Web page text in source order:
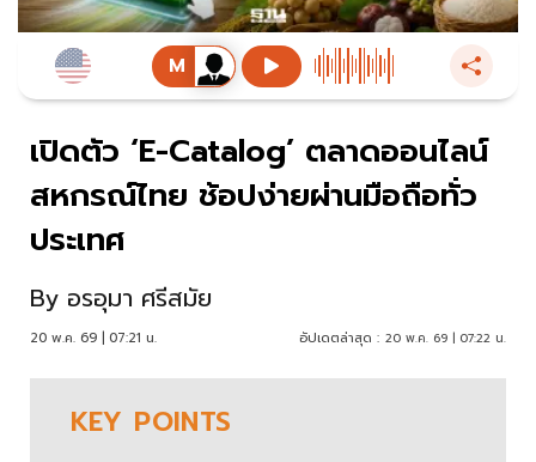
เปิดตัว ‘E-Catalog’ ตลาดออนไลน์
สหกรณ์ไทย ช้อปง่ายผ่านมือถือทั่ว
ประเทศ
By อรอุมา ศรีสมัย
20 พ.ค. 69 | 07:21 น. อัปเดตล่าสุด : 20 พ.ค. 69 | 07:22 น.
KEY POINTS